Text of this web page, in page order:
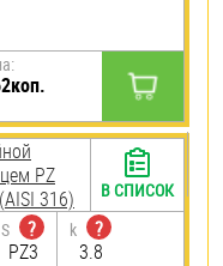
PZ
316)
S
?
PZ3
k
?
3.8
В СПИСОК